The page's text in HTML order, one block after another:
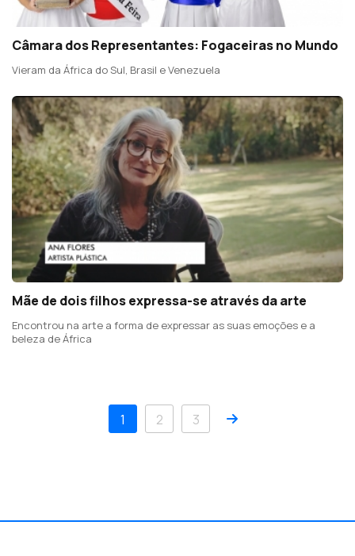
Câmara dos Representantes: Fogaceiras no Mundo
Vieram da África do Sul, Brasil e Venezuela
Mãe de dois filhos expressa-se através da arte
Encontrou na arte a forma de expressar as suas emoções e a
beleza de África
1 2 3 Próximo